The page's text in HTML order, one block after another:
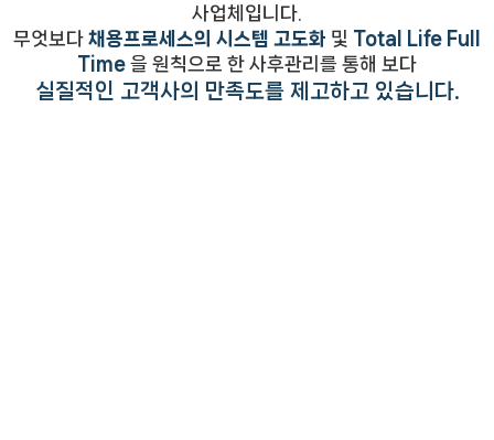
사업체입니다.
무엇보다 채용프로세스의 시스템 고도화 및 Total Life Full
Time 을 원칙으로 한 사후관리를 통해 보다
실질적인 고객사의 만족도를 제고하고 있습니다.